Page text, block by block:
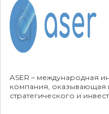
ASER – международная
компания, оказывающая
стратегического и